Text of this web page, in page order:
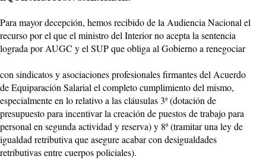
Para mayor decepción, hemos recibido de la Audiencia Nacional el
recurso por el que el ministro del Interior no acepta la sentencia
lograda por AUGC y el SUP que obliga al Gobierno a renegociar
con sindicatos y asociaciones profesionales firmantes del Acuerdo
de Equiparación Salarial el completo cumplimiento del mismo,
especialmente en lo relativo a las cláusulas 3ª (dotación de
presupuesto para incentivar la creación de puestos de trabajo para
personal en segunda actividad y reserva) y 8ª (tramitar una ley de
igualdad retributiva que asegure acabar con desigualdades
retributivas entre cuerpos policiales).